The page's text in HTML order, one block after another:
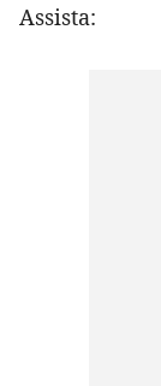
Assista: